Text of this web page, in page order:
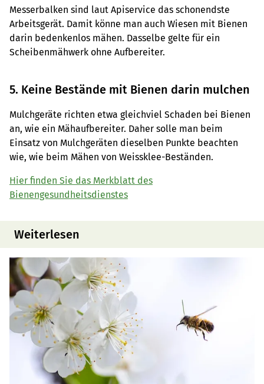
Messerbalken sind laut Apiservice das schonendste
Arbeitsgerät. Damit könne man auch Wiesen mit Bienen
darin bedenkenlos mähen. Dasselbe gelte für ein
Scheibenmähwerk ohne Aufbereiter.
5. Keine Bestände mit Bienen darin mulchen
Mulchgeräte richten etwa gleichviel Schaden bei Bienen
an, wie ein Mähaufbereiter. Daher solle man beim
Einsatz von Mulchgeräten dieselben Punkte beachten
wie, wie beim Mähen von Weissklee-Beständen.
Hier finden Sie das Merkblatt des
Bienengesundheitsdienstes
Weiterlesen